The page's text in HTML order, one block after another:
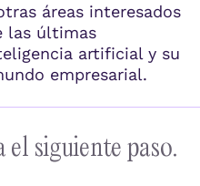
áreas interesados
las últimas
artificial y su
empresarial.
siguiente paso.